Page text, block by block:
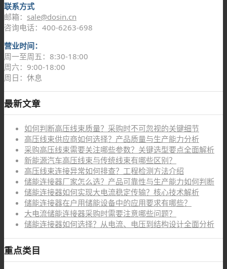
联系方式
邮箱： sale@dosin.cn
咨询电话：400-6263-698
营业时间：
周一至周五：8:30-18:00
周六：9:00-18:00
周日：休息
最新文章
如何判断高压线束质量？采购时不可忽视的关键细节
高压线束供应商如何选择？产品质量与生产能力分析
采购高压线束需要关注哪些参数？关键选型要点全面解析
新能源汽车高压线束与传统线束有哪些区别？
高压线束连接异常如何排查？工程检测方法介绍
储能连接器厂家怎么选？产品可靠性与生产能力如何判断
储能连接器如何实现大电流稳定传输？核心技术解析
储能连接器在户用储能设备中的应用要求有哪些？
大电流储能连接器采购时需要注意哪些问题？
储能连接器如何选择？从电流、电压到结构设计全面分析
重点类目